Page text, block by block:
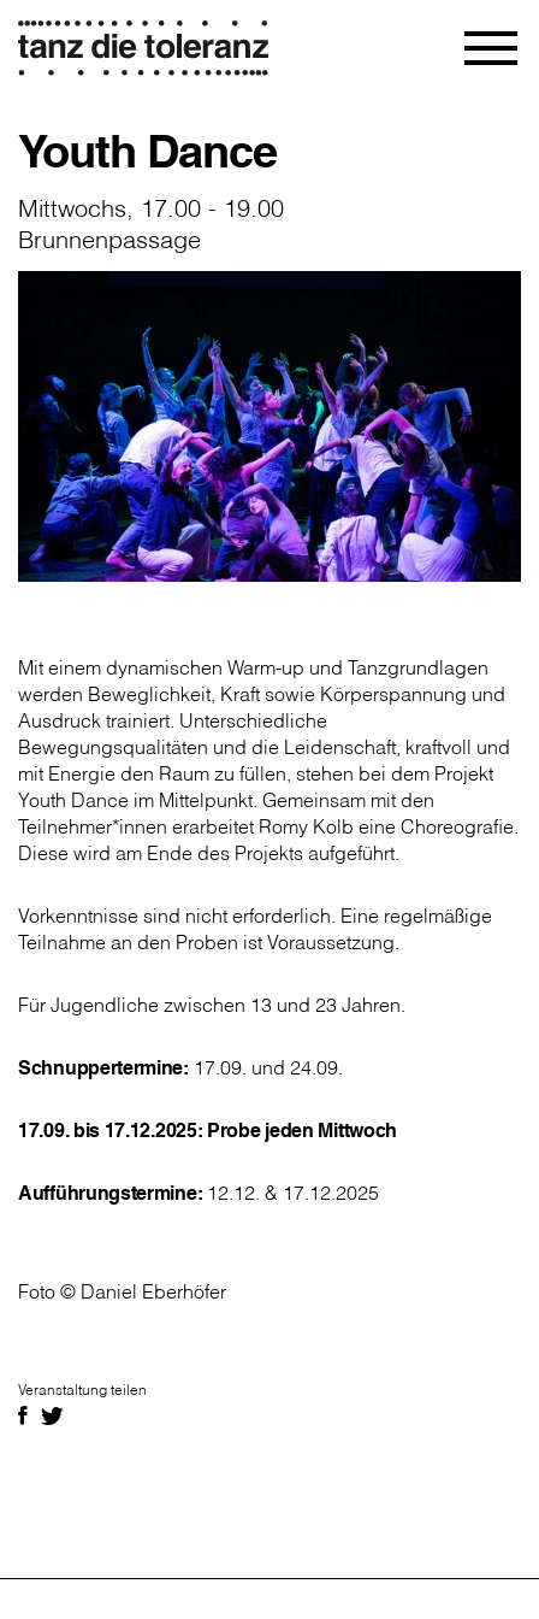
Youth Dance
Mittwochs, 17.00 - 19.00
Brunnenpassage
Mit einem dynamischen Warm-up und Tanzgrundlagen
werden Beweglichkeit, Kraft sowie Körperspannung und
Ausdruck trainiert. Unterschiedliche
Bewegungsqualitäten und die Leidenschaft, kraftvoll und
mit Energie den Raum zu füllen, stehen bei dem Projekt
Youth Dance im Mittelpunkt. Gemeinsam mit den
Teilnehmer*innen erarbeitet Romy Kolb eine Choreografie.
Diese wird am Ende des Projekts aufgeführt.
Vorkenntnisse sind nicht erforderlich. Eine regelmäßige
Teilnahme an den Proben ist Voraussetzung.
Für Jugendliche zwischen 13 und 23 Jahren.
Schnuppertermine: 17.09. und 24.09.
17.09. bis 17.12.2025: Probe jeden Mittwoch
Aufführungstermine: 12.12. & 17.12.2025
Foto © Daniel Eberhöfer
Veranstaltung teilen